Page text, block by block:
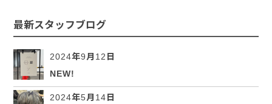
最新スタッフブログ
2024年9月12日
NEW!
2024年5月14日